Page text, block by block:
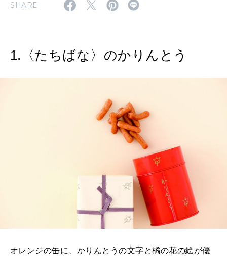
いい人生って？
MAGAZINE
特集
2026年9月号「北海道 おいしく遊ぶ、夏のご褒美旅。」
2026年8月号『お茶の時間です。』
2026年7月号「鎌倉 ローカルが 教えてくれた 本当の歩き方。」
2026年6月号「大銀座 トレンドが生まれる 新しい一流店へ。」
2026年5月号「“大好き”に出会いに。韓国」
MOOK
SHARE
1.〈たちばな〉のかりんとう
オレンジの缶に、かりんとうの文字と橘の花の絵が優